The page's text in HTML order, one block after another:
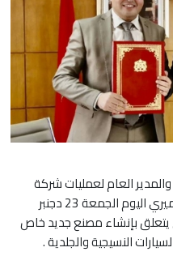
العام لعمليات شركة
فوريسيا بالمغرب وتونس توفيق العميري اليوم الجمعة 23 دجنبر
يتعلق بإنشاء مصنع جديد خاص
النسيجية والجلدية ​.